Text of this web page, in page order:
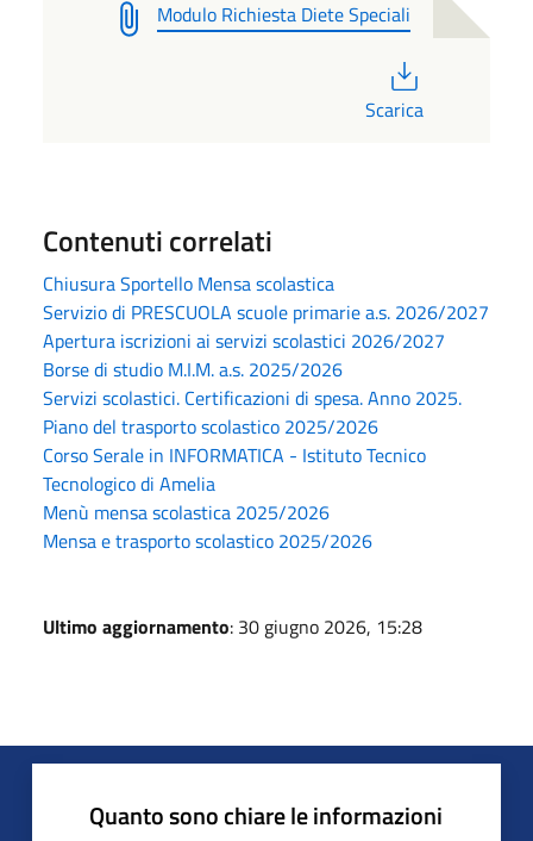
Modulo Richiesta Diete Speciali
Scarica
Contenuti correlati
Chiusura Sportello Mensa scolastica
Servizio di PRESCUOLA scuole primarie a.s. 2026/2027
Apertura iscrizioni ai servizi scolastici 2026/2027
Borse di studio M.I.M. a.s. 2025/2026
Servizi scolastici. Certificazioni di spesa. Anno 2025.
Piano del trasporto scolastico 2025/2026
Corso Serale in INFORMATICA - Istituto Tecnico
Tecnologico di Amelia
Menù mensa scolastica 2025/2026
Mensa e trasporto scolastico 2025/2026
Ultimo aggiornamento: 30 giugno 2026, 15:28
Quanto sono chiare le informazioni